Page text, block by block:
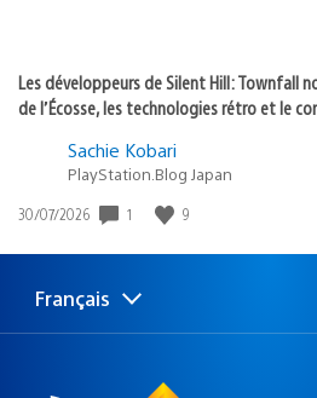
Les développeurs de Silent Hill: Townfall
de l’Écosse, les technologies rétro et le
Sachie Kobari
PlayStation.Blog Japan
Date
publication
30/07/2026 1 9
Choisir
Région
Français